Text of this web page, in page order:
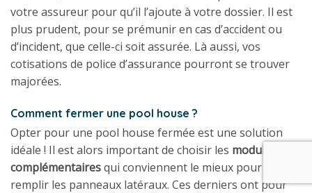
votre assureur pour qu’il l’ajoute à votre dossier. Il est
plus prudent, pour se prémunir en cas d’accident ou
d’incident, que celle-ci soit assurée. Là aussi, vos
cotisations de police d’assurance pourront se trouver
majorées.
Comment fermer une pool house ?
Opter pour une pool house fermée est une solution
idéale ! Il est alors important de choisir les modules
complémentairesqui conviennent le mieux pour
remplir les panneaux latéraux. Ces derniers ont pour